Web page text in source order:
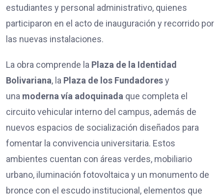
estudiantes y personal administrativo, quienes
participaron en el acto de inauguración y recorrido por
las nuevas instalaciones.
La obra comprende la Plaza de la Identidad
Bolivariana, la Plaza de los Fundadoresy
una moderna vía adoquinada que completa el
circuito vehicular interno del campus, además de
nuevos espacios de socialización diseñados para
fomentar la convivencia universitaria. Estos
ambientes cuentan con áreas verdes, mobiliario
urbano, iluminación fotovoltaica y un monumento de
bronce con el escudo institucional, elementos que